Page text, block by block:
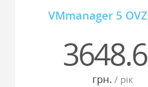
VMmanager 5
грн. / рiк